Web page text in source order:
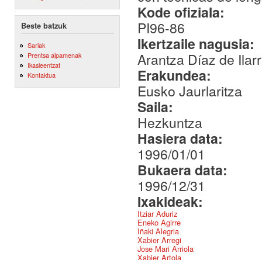
Beste batzuk
Sariak
Prentsa aipamenak
Ikasleentzat
Kontaktua
Kode ofiziala:
PI96-86
Ikertzaile nagusia:
Arantza Díaz de
Erakundea:
Eusko Jaurlaritza
Saila:
Hezkuntza
Hasiera data:
1996/01/01
Bukaera data:
1996/12/31
Ixakideak:
Itziar Aduriz
Eneko Agirre
Iñaki Alegria
Xabier Arregi
Jose Mari Arriola
Xabier Artola